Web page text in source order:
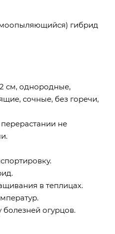
гибрид
см, однородные,
сочные, без горечи,
не
в теплицах.
болезней огурцов.